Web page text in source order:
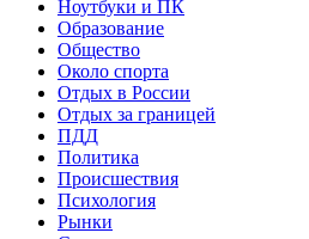
Ноутбуки и ПК
Образование
Общество
Около спорта
Отдых в России
Отдых за границей
ПДД
Политика
Происшествия
Психология
Рынки